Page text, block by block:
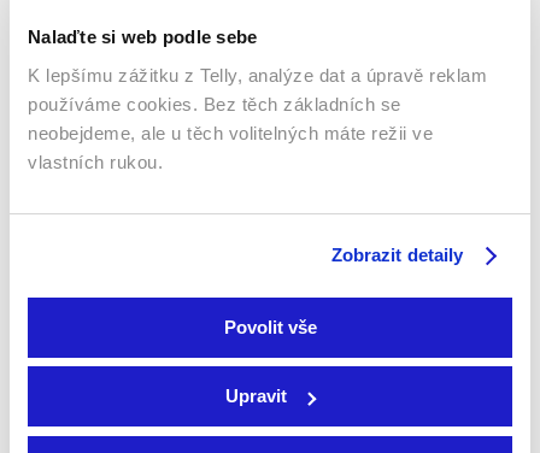
Nalaďte si web podle sebe
K lepšímu zážitku z Telly, analýze dat a úpravě reklam
používáme cookies. Bez těch základních se
neobejdeme, ale u těch volitelných máte režii ve
vlastních rukou.
Zobrazit detaily
Povolit vše
Upravit
Náhodný milionář Když se zamiluje mrzout
2024 | Finsko | 97 min
Filmy / Komedie / Drama
Sledujte kdekoliv až na 6 zařízeních